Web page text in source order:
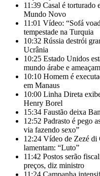
11:39 Casal é torturado
Mundo Novo
11:01 Vídeo: “Sofá
tempestade na Turquia
10:32 Rússia destrói
Ucrânia
10:25 Estado Unidos
mundo árabe e
10:10 Homem é
em Manaus
10:00 Linha Direta
Henry Borel
15:34 Faustão deixa
12:52 Padrasto é pego
via fazendo sexo”
12:24 Vídeo de Zezé di
lamentam: “Luto”
11:42 Postos serão
preços, diz ministro
11:24 Campanha